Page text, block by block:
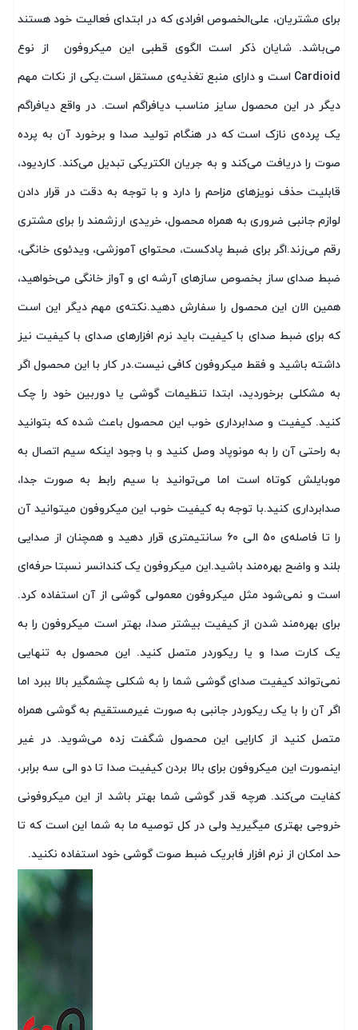
برای مشتریان، علی‌الخصوص افرادی که در ابتدای فعالیت خود هستند
می‌باشد. شایان ذکر است الگوی قطبی این میکروفون از نوع
Cardioid است و دارای منبع تغذیه‌ی مستقل است.یکی از نکات مهم
دیگر در این محصول سایز مناسب دیافراگم است. در واقع دیافراگم
یک پرده‌ی نازک است که در هنگام تولید صدا و برخورد آن به پرده
صوت را دریافت می‌کند و به جریان الکتریکی تبدیل می‌کند. کاردیود،
قابلیت حذف نویز‌های مزاحم را دارد و با توجه به دقت در قرار دادن
لوازم جانبی ضروری به همراه محصول، خریدی ارزشمند را برای مشتری
رقم می‌زند.اگر برای ضبط پادکست، محتوای آموزشی، ویدئوی خانگی،
ضبط صدای ساز بخصوص سازهای آرشه ای و آواز خانگی می‌خواهید،
همین الان این محصول را سفارش دهید.نکته‌ی مهم دیگر این است
که برای ضبط صدای با کیفیت باید نرم افزارهای صدای با کیفیت نیز
داشته باشید و فقط میکروفون کافی نیست.در کار با این محصول اگر
به مشکلی برخوردید، ابتدا تنظیمات گوشی یا دوربین خود را چک
کنید. کیفیت و صدابرداری خوب این محصول باعث شده که بتوانید
به راحتی آن را به مونوپاد وصل کنید و با وجود اینکه سیم اتصال به
موبایلش کوتاه است اما می‌توانید با سیم رابط به صورت جدا،
صدابرداری کنید.با توجه به کیفیت خوب این میکروفون میتوانید آن
را تا فاصله‌ی ۵۰ الی ۶۰ سانتیمتری قرار دهید و همچنان از صدایی
بلند و واضح بهره‌مند باشید.این میکروفون یک کندانسر نسبتا حرفه‌ای
است و نمی‌شود مثل میکروفون معمولی گوشی از آن استفاده کرد.
برای بهره‌مند شدن از کیفیت بیشتر صدا، بهتر است میکروفون را به
یک کارت صدا و یا ریکوردر متصل کنید. این محصول به تنهایی
نمی‌تواند کیفیت صدای گوشی شما را به شکلی چشمگیر بالا ببرد اما
اگر آن را با یک ریکوردر جانبی به صورت غیرمستقیم به گوشی همراه
متصل کنید از کارایی این محصول شگفت زده می‌شوید. در غیر
اینصورت این میکروفون برای بالا بردن کیفیت صدا تا دو الی سه برابر،
کفایت می‌کند. هرچه قدر گوشی شما بهتر باشد از این میکروفونی
خروجی بهتری میگیرید ولی در کل توصیه ما به شما این است که تا
حد امکان از نرم افزار فابریک ضبط صوت گوشی خود استفاده نکنید.